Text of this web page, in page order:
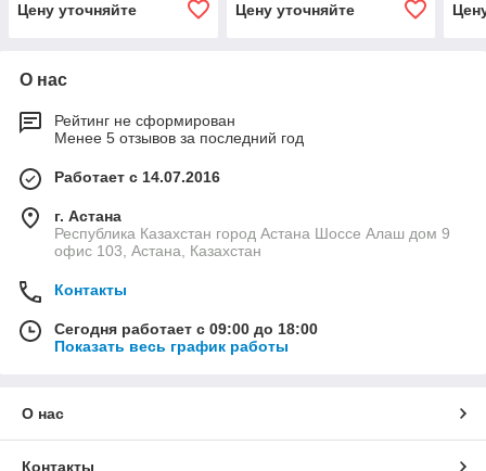
Цену уточняйте
Цену уточняйте
О нас
Рейтинг не сформирован
Менее 5 отзывов за последний год
Работает с 14.07.2016
г. Астана
Республика Казахстан город Астана Шоссе Алаш дом 9
офис 103, Астана, Казахстан
Контакты
Сегодня работает с 09:00 до 18:00
Показать весь график работы
О нас
Контакты